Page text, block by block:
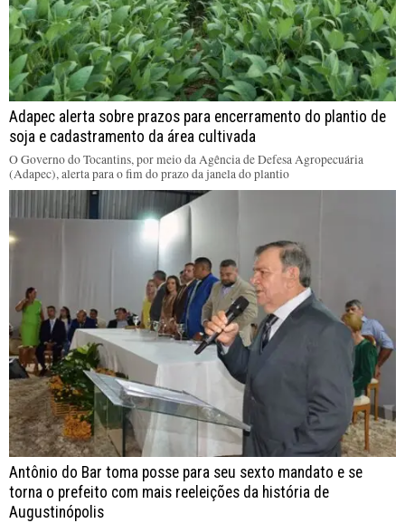
Adapec alerta sobre prazos para encerramento do plantio de
soja e cadastramento da área cultivada
O Governo do Tocantins, por meio da Agência de Defesa Agropecuária
(Adapec), alerta para o fim do prazo da janela do plantio
Antônio do Bar toma posse para seu sexto mandato e se
torna o prefeito com mais reeleições da história de
Augustinópolis